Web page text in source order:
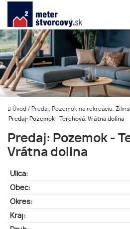
Úvod / Predaj, Pozemok na rekreáciu,
Predaj: Pozemok - Terchová, Vrátna dolina
Predaj: Pozemok -
Vrátna dolina
Ulica:
Obec:
Okres:
Kraj: